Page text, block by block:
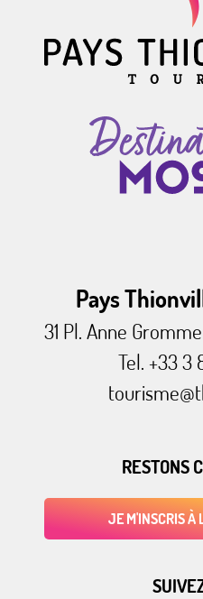
Pays
31 Pl. Anne
Tel. +33 3
RESTONS
JE M'INSCRIS À